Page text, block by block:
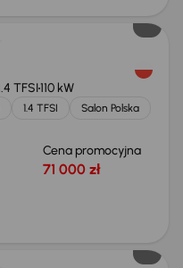
TFSI110 kW
1.4 TFSI
Salon Polska
Cena promocyjna
71 000 zł